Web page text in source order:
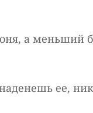
а меньший
ее,